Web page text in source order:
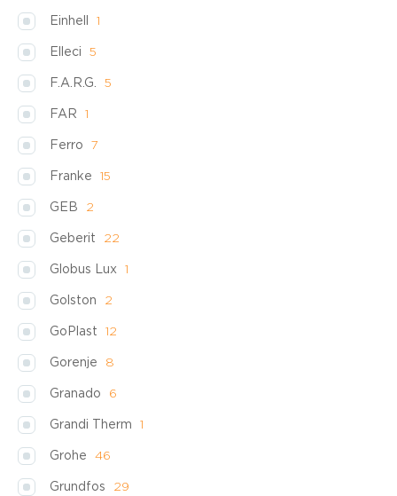
Einhell 1
Elleci 5
F.A.R.G. 5
FAR 1
Ferro 7
Franke 15
GEB 2
Geberit 22
Globus Lux 1
Golston 2
GoPlast 12
Gorenje 8
Granado 6
Grandi Therm 1
Grohe 46
Grundfos 29